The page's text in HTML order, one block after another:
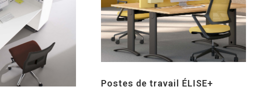
Postes de travail ÉLISE+